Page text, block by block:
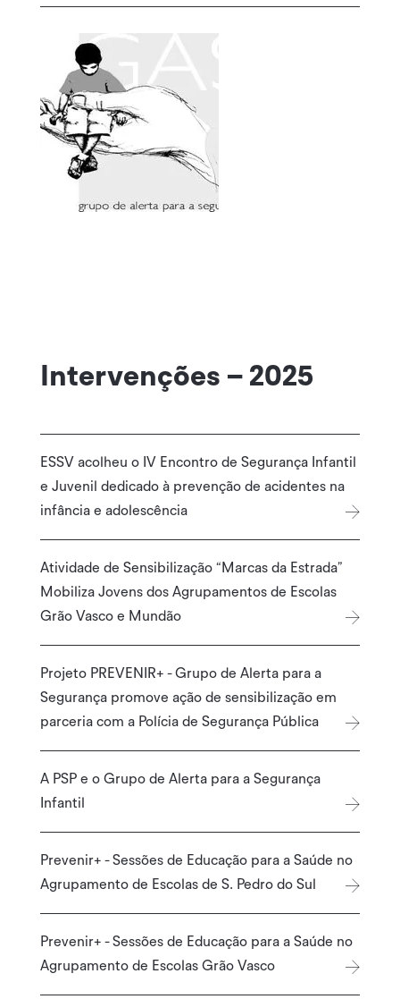
Intervenções – 2025
ESSV acolheu o IV Encontro de Segurança Infantil
e Juvenil dedicado à prevenção de acidentes na
infância e adolescência
Atividade de Sensibilização “Marcas da Estrada”
Mobiliza Jovens dos Agrupamentos de Escolas
Grão Vasco e Mundão
Projeto PREVENIR+ - Grupo de Alerta para a
Segurança promove ação de sensibilização em
parceria com a Polícia de Segurança Pública
A PSP e o Grupo de Alerta para a Segurança
Infantil
Prevenir+ - Sessões de Educação para a Saúde no
Agrupamento de Escolas de S. Pedro do Sul
Prevenir+ - Sessões de Educação para a Saúde no
Agrupamento de Escolas Grão Vasco